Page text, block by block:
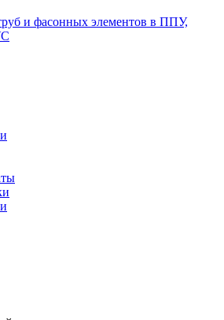
и фасонных элементов в ППУ,